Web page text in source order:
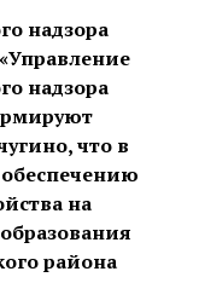
надзора
надзора
что в
на
района